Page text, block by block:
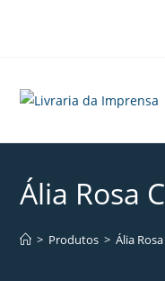
Ália Rosa
> Produtos > Ália